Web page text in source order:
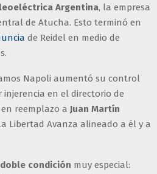
Argentina, la empresa
de Atucha. Esto terminó en
de Reidel en medio de
Napoli aumentó su control
en el directorio de
reemplazo a Juan Martín
Libertad Avanza alineado a él y a
doble condición muy especial: